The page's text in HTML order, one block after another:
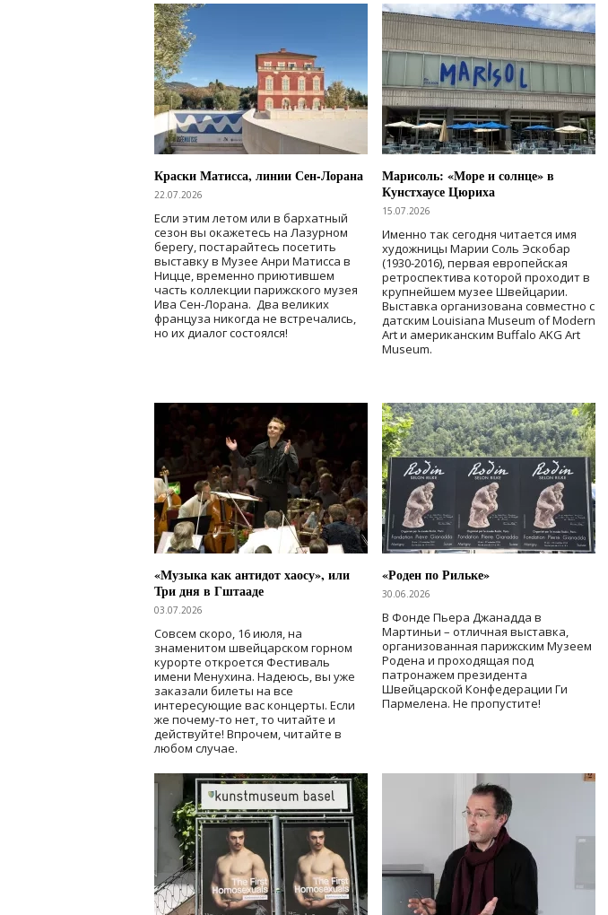
Краски Матисса, линии Сен-Лорана
22.07.2026
Если этим летом или в бархатный
сезон вы окажетесь на Лазурном
берегу, постарайтесь посетить
выставку в Музее Анри Матисса в
Ницце, временно приютившем
часть коллекции парижского музея
Ива Сен-Лорана. Два великих
француза никогда не встречались,
но их диалог состоялся!
Марисоль: «Море и солнце» в
Кунстхаусе Цюриха
15.07.2026
Именно так сегодня читается имя
художницы Марии Соль Эскобар
(1930-2016), первая европейская
ретроспектива которой проходит в
крупнейшем музее Швейцарии.
Выставка организована совместно с
датским Louisiana Museum of Modern
Art и американским Buffalo AKG Art
Museum.
«Музыка как антидот хаосу», или
Три дня в Гштааде
03.07.2026
Совсем скоро, 16 июля, на
знаменитом швейцарском горном
курорте откроется Фестиваль
имени Менухина. Надеюсь, вы уже
заказали билеты на все
интересующие вас концерты. Если
же почему-то нет, то читайте и
действуйте! Впрочем, читайте в
любом случае.
«Роден по Рильке»
30.06.2026
В Фонде Пьера Джанадда в
Мартиньи – отличная выставка,
организованная парижским Музеем
Родена и проходящая под
патронажем президента
Швейцарской Конфедерации Ги
Пармелена. Не пропустите!